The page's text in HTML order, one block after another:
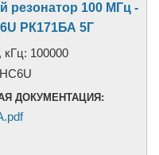
резонатор 100 МГц -
РК171БА 5Г
кГц: 100000
HC6U
ДОКУМЕНТАЦИЯ: